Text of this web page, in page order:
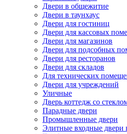
Двери в общежитие
Двери в таунхаус
Двери для гостиниц
Двери для кассовых
Двери для магазинов
Двери для подсобных
Двери для ресторанов
Двери для складов
Для технических
Двери для учреждений
Уличные
Дверь коттедж со
Парадные двери
Промышленные двери
Элитные входные двери